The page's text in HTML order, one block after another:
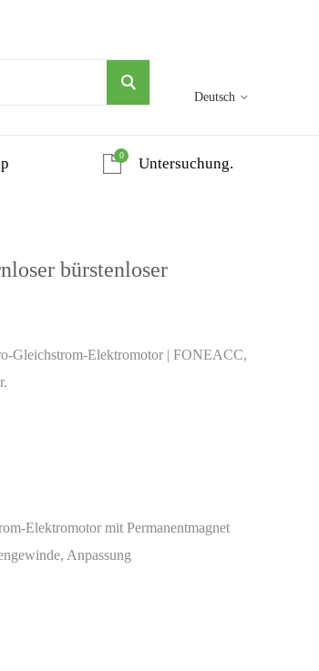
Deutsch
Untersuchung.
0
bürstenloser
Gleichstrom-Elektromotor | FONEACC,
Elektromotor mit Permanentmagnet
Anpassung